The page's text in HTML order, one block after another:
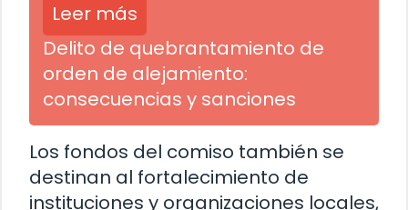
Leer más
Delito de quebrantamiento de
orden de alejamiento:
consecuencias y sanciones
Los fondos del comiso también se
destinan al fortalecimiento de
instituciones y organizaciones locales,